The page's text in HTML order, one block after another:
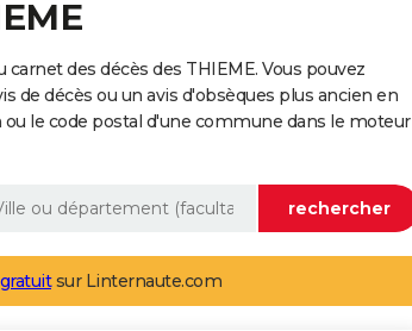
des décès des THIEME. Vous pouvez
de décès ou un avis d'obsèques plus ancien en
le code postal d'une commune dans le moteur
sur Linternaute.com